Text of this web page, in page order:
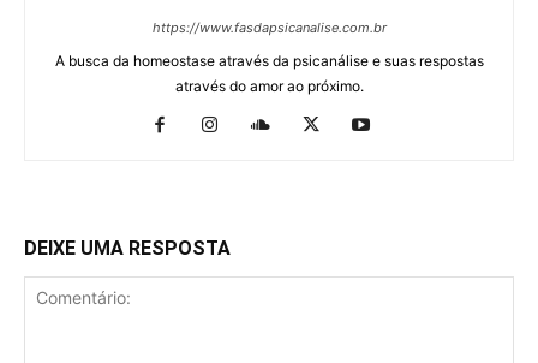
https://www.fasdapsicanalise.com.br
A busca da homeostase através da psicanálise e suas respostas
através do amor ao próximo.
DEIXE UMA RESPOSTA